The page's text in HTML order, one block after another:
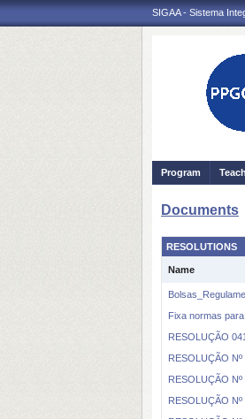
SIGAA - Sistema
Program
Documents
RESOLUTIONS
Name
Fixa normas
RESOLUÇÃO
RESOLUÇÃO
RESOLUÇÃO
RESOLUÇÃO